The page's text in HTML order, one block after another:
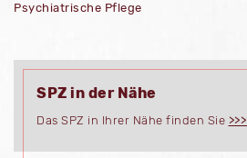
Psychiatrische Pflege
SPZ in der Nähe
Das SPZ in Ihrer Nähe finden Sie